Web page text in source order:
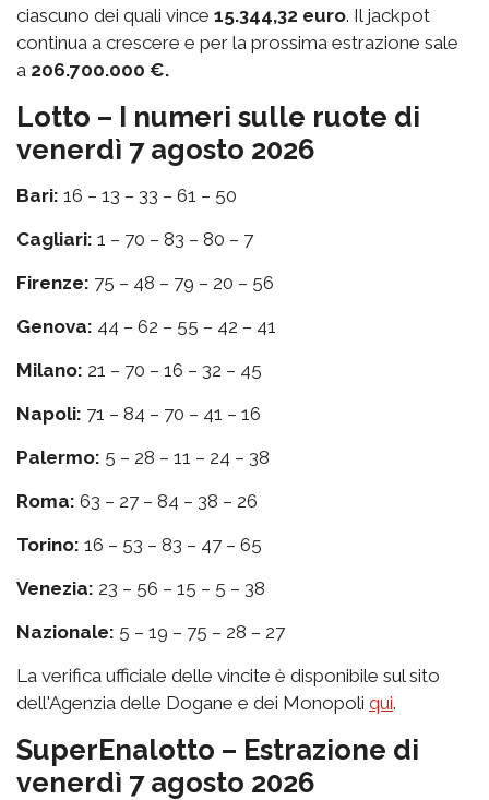
ciascuno dei quali vince 15.344,32 euro. Il jackpot
continua a crescere e per la prossima estrazione sale
a 206.700.000 €.
Lotto – I numeri sulle ruote di
venerdì 7 agosto 2026
Bari: 16 – 13 – 33 – 61 – 50
Cagliari: 1 – 70 – 83 – 80 – 7
Firenze: 75 – 48 – 79 – 20 – 56
Genova: 44 – 62 – 55 – 42 – 41
Milano: 21 – 70 – 16 – 32 – 45
Napoli: 71 – 84 – 70 – 41 – 16
Palermo: 5 – 28 – 11 – 24 – 38
Roma: 63 – 27 – 84 – 38 – 26
Torino: 16 – 53 – 83 – 47 – 65
Venezia: 23 – 56 – 15 – 5 – 38
Nazionale: 5 – 19 – 75 – 28 – 27
La verifica ufficiale delle vincite è disponibile sul sito
dell'Agenzia delle Dogane e dei Monopoli qui.
SuperEnalotto – Estrazione di
venerdì 7 agosto 2026